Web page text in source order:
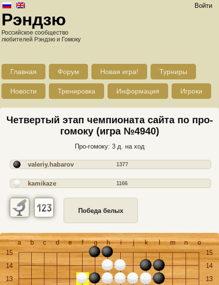
Войти
Рэндзю
Российское сообщество
любителей Рэндзю и Гомоку
Главная Форум Новая игра! Турниры
Новости Тренировка Информация Игроки
Четвертый этап чемпионата сайта по про-
гомоку (игра №4940)
Про-гомоку: 3 д. на ход
valeriy.habarov 1377
kamikaze 1166
Победа белых
a b c d e f g h i j k l m n
o
15
15
14
14
13
13